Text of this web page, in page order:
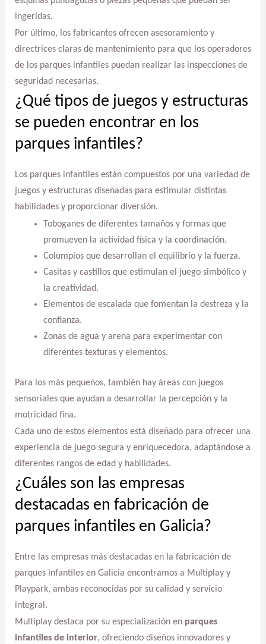
ingeridas.
Por último, los fabricantes ofrecen asesoramiento y
directrices claras de mantenimiento para que los operadores
de los parques infantiles puedan realizar las inspecciones de
seguridad necesarias.
¿Qué tipos de juegos y estructuras
se pueden encontrar en los
parques infantiles?
Los parques infantiles están compuestos por una variedad de
juegos y estructuras diseñadas para estimular distintas
habilidades y proporcionar diversión.
Toboganes de diferentes tamaños y formas que
promueven la actividad física y la coordinación.
Columpios que desarrollan el equilibrio y la fuerza.
Casitas y castillos que estimulan el juego simbólico y
la creatividad.
Elementos de escalada que fomentan la destreza y la
confianza.
Zonas de agua y arena para experimentar con
diferentes texturas y elementos.
Para los más pequeños, también hay áreas con juegos
sensoriales que ayudan a desarrollar la percepción y la
motricidad fina.
Cada uno de estos elementos está diseñado para ofrecer una
experiencia de juego segura y enriquecedora, adaptándose a
diferentes rangos de edad y habilidades.
¿Cuáles son las empresas
destacadas en fabricación de
parques infantiles en Galicia?
Entre las empresas más destacadas en la fabricación de
parques infantiles en Galicia encontramos a Multiplay y
Playpark, ambas reconocidas por su calidad y servicio
integral.
Multiplay destaca por su especialización en parques
infantiles de interior, ofreciendo diseños innovadores y